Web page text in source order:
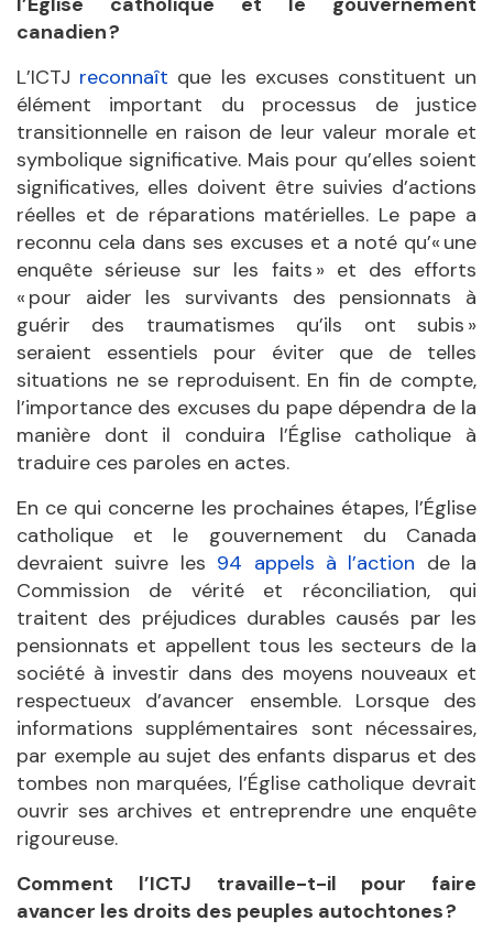
canadien?
L’ICTJ reconnaît que les excuses constituent un
élément important du processus de justice
transitionnelle en raison de leur valeur morale et
symbolique significative. Mais pour qu’elles soient
significatives, elles doivent être suivies d’actions
réelles et de réparations matérielles. Le pape a
reconnu cela dans ses excuses et a noté qu’« une
enquête sérieuse sur les faits » et des efforts
« pour aider les survivants des pensionnats à
guérir des traumatismes qu’ils ont subis »
seraient essentiels pour éviter que de telles
situations ne se reproduisent. En fin de compte,
l’importance des excuses du pape dépendra de la
manière dont il conduira l’Église catholique à
traduire ces paroles en actes.
En ce qui concerne les prochaines étapes, l’Église
catholique et le gouvernement du Canada
devraient suivre les 94 appels à l’action de la
Commission de vérité et réconciliation, qui
traitent des préjudices durables causés par les
pensionnats et appellent tous les secteurs de la
société à investir dans des moyens nouveaux et
respectueux d’avancer ensemble. Lorsque des
informations supplémentaires sont nécessaires,
par exemple au sujet des enfants disparus et des
tombes non marquées, l’Église catholique devrait
ouvrir ses archives et entreprendre une enquête
rigoureuse.
Comment l’ICTJ travaille-t-il pour faire
avancer les droits des peuples autochtones ?